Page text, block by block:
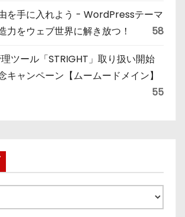
を手に入れよう - WordPressテーマ
力をウェブ世界に解き放つ！
58
ツール「STRIGHT」取り扱い開始
キャンペーン【ムームードメイン】
55